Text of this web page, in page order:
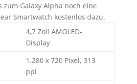
zum Galaxy Alpha noch eine
Smartwatch kostenlos dazu.
4,7 Zoll AMOLED-
Display
1.280 x 720 Pixel, 313
ppi